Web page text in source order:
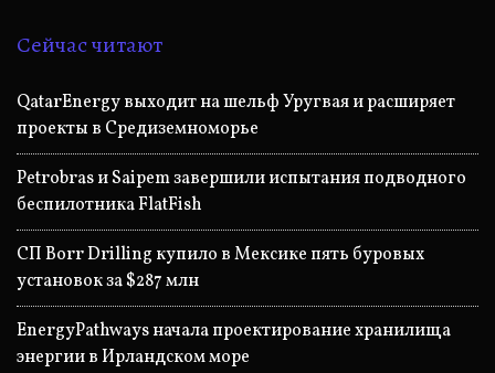
Сейчас читают
QatarEnergy выходит на шельф Уругвая и расширяет
проекты в Средиземноморье
Petrobras и Saipem завершили испытания подводного
беспилотника FlatFish
СП Borr Drilling купило в Мексике пять буровых
установок за $287 млн
EnergyPathways начала проектирование хранилища
энергии в Ирландском море